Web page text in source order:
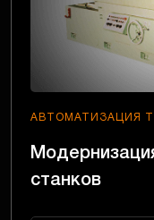
АВТОМАТИЗАЦИЯ
станков